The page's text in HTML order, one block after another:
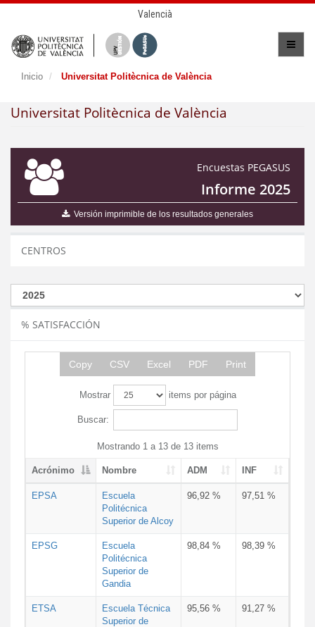
Valencià
Inicio Universitat Politècnica de València
Universitat Politècnica de València
Encuestas PEGASUS
Informe 2025
Versión imprimible de los resultados generales
CENTROS
% SATISFACCIÓN
Copy CSV Excel PDF Print
Mostrar items por página
Buscar:
Mostrando 1 a 13 de 13 items
Acrónimo Nombre ADM INF
EPSA
Escuela
Politécnica
Superior de Alcoy
96,92 % 97,51 %
EPSG
Escuela
Politécnica
Superior de
Gandia
98,84 % 98,39 %
ETSA
Escuela Técnica
Superior de
95,56 % 91,27 %